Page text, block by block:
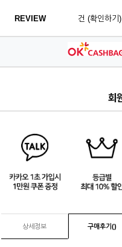
REVIEW 건 (확인하기)
상세정보 구매후기()